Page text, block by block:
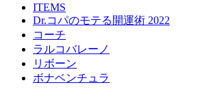
ITEMS
Dr.コパのモテる開運術 2022
コーチ
ラルコバレーノ
リボーン
ボナベンチュラ